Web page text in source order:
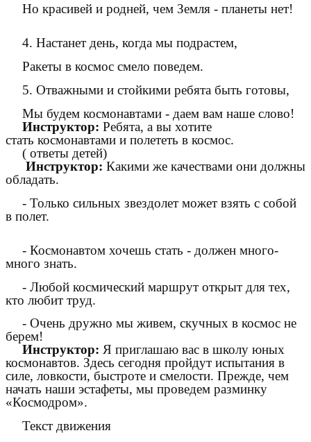
Но красивей и родней, чем Земля - планеты нет!
4. Настанет день, когда мы подрастем,
Ракеты в космос смело поведем.
5. Отважными и стойкими ребята быть готовы,
Мы будем космонавтами - даем вам наше слово!
Инструктор: Ребята, а вы хотите
стать космонавтами и полететь в космос.
( ответы детей)
Инструктор: Какими же качествами они должны
обладать.
- Только сильных звездолет может взять с собой
в полет.
- Космонавтом хочешь стать - должен много-
много знать.
- Любой космический маршрут открыт для тех,
кто любит труд.
- Очень дружно мы живем, скучных в космос не
берем!
Инструктор: Я приглашаю вас в школу юных
космонавтов. Здесь сегодня пройдут испытания в
силе, ловкости, быстроте и смелости. Прежде, чем
начать наши эстафеты, мы проведем разминку
«Космодром».
Текст движения